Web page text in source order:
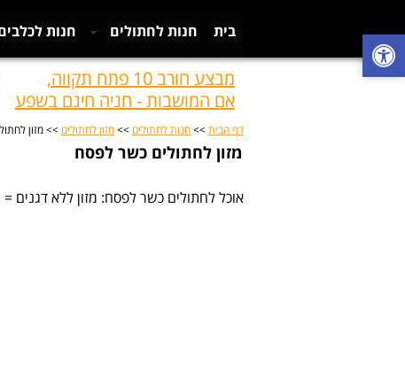
בית חנות לחתולים חנות
מבצע חורב 10 פתח תקווה,
אם המושבות - חניה חינם בשפע
דף הבית >> חנות לחתולים >> מזון לחתולים >> מזון
מזון לחתולים כשר לפסח
אוכל לחתולים כשר לפסח: מזון ללא דגנים =